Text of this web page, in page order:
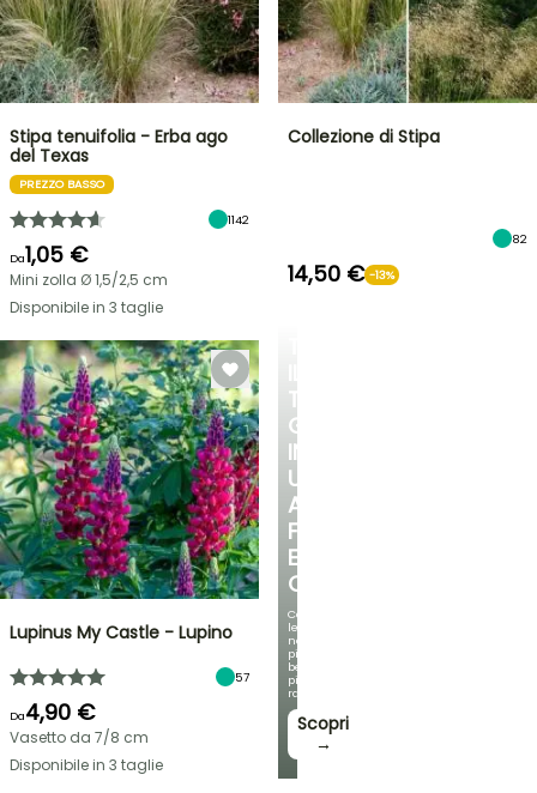
TUO
GIARDINO
IN
UN
ANGOLO
FRESCO
E
OMBREGGIATO
Con
le
nostre
più
belle
piante
rampicanti
Scopri
→
Stipa tenuifolia - Erba ago
del Texas
PREZZO BASSO
1142
Da1,05 €
Mini zolla Ø 1,5/2,5 cm
Disponibile in 3 taglie
Collezione di Stipa
82
14,50 € -13%
Lupinus My Castle - Lupino
57
Da4,90 €
Vasetto da 7/8 cm
Disponibile in 3 taglie